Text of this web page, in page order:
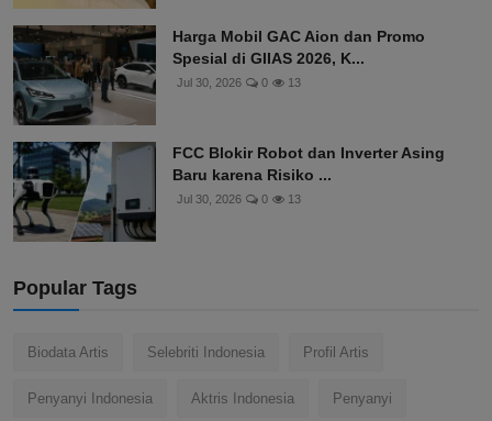
Harga Mobil GAC Aion dan Promo
Spesial di GIIAS 2026, K...
Jul 30, 2026 0 13
FCC Blokir Robot dan Inverter Asing
Baru karena Risiko ...
Jul 30, 2026 0 13
Popular Tags
Biodata Artis Selebriti Indonesia Profil Artis
Penyanyi Indonesia Aktris Indonesia Penyanyi